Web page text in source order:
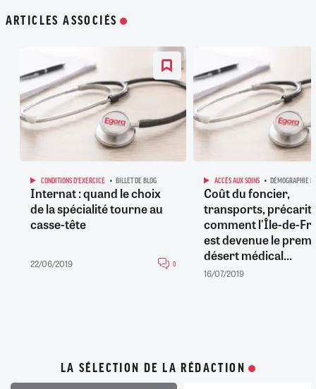
ARTICLES ASSOCIÉS
CONDITIONS D'EXERCICE BILLET DE BLOG
Internat : quand le choix
de la spécialité tourne au
casse-tête
22/06/2019 0
ACCÈS AUX SOINS DÉMOGRAPHIE
Coût du foncier,
transports,
comment l'Île-de-
est devenue le
désert médical...
16/07/2019
LA SÉLECTION DE LA RÉDACTION